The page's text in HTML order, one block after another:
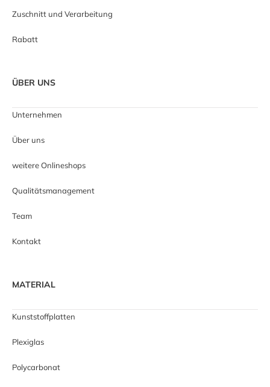
Zuschnitt und Verarbeitung
Rabatt
ÜBER UNS
Unternehmen
Über uns
weitere Onlineshops
Qualitätsmanagement
Team
Kontakt
MATERIAL
Kunststoffplatten
Plexiglas
Polycarbonat